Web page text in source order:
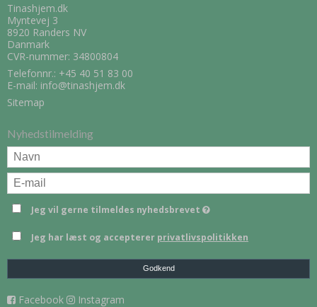
Tinashjem.dk
Myntevej 3
8920 Randers NV
Danmark
CVR-nummer: 34800804
Telefonnr.: +45 40 51 83 00
E-mail: info@tinashjem.dk
Sitemap
Nyhedstilmelding
Jeg vil gerne tilmeldes nyhedsbrevet
Jeg har læst og accepterer privatlivspolitikken
Godkend
Facebook Instagram